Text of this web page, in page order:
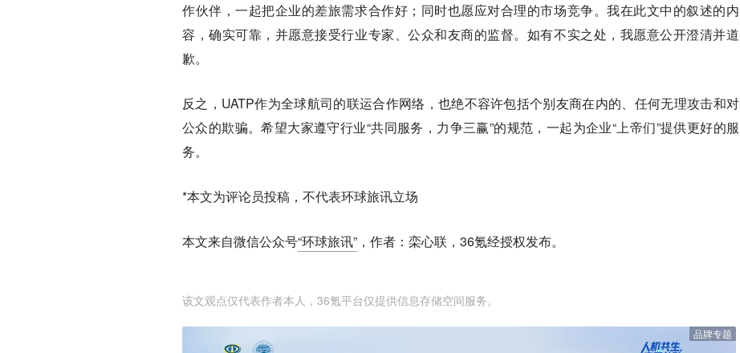
作伙伴，一起把企业的差旅需求合作好；同时也愿应对合理的市场竞争。我在此文中的叙述的内
容，确实可靠，并愿意接受行业专家、公众和友商的监督。如有不实之处，我愿意公开澄清并道
歉。
反之，UATP作为全球航司的联运合作网络，也绝不容许包括个别友商在内的、任何无理攻击和对
公众的欺骗。希望大家遵守行业“共同服务，力争三赢”的规范，一起为企业“上帝们”提供更好的服
务。
*本文为评论员投稿，不代表环球旅讯立场
本文来自微信公众号“环球旅讯” ，作者：栾心联，36氪经授权发布。
该文观点仅代表作者本人，36氪平台仅提供信息存储空间服务。
品牌专题